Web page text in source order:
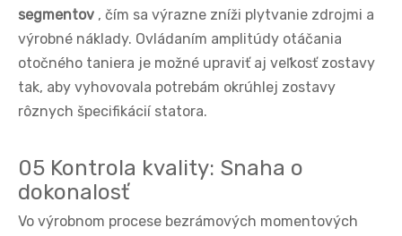
segmentov , čím sa výrazne zníži plytvanie zdrojmi a
výrobné náklady. Ovládaním amplitúdy otáčania
otočného taniera je možné upraviť aj veľkosť zostavy
tak, aby vyhovovala potrebám okrúhlej zostavy
rôznych špecifikácií statora.
05 Kontrola kvality: Snaha o
dokonalosť
Vo výrobnom procese bezrámových momentových